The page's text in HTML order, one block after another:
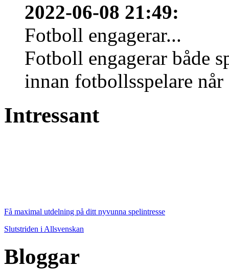
2022-06-08 21:49:
Fotboll engagerar...
Fotboll engagerar både
innan fotbollsspelare
Intressant
Få maximal utdelning på ditt nyvunna spelintresse
Slutstriden i Allsvenskan
Bloggar